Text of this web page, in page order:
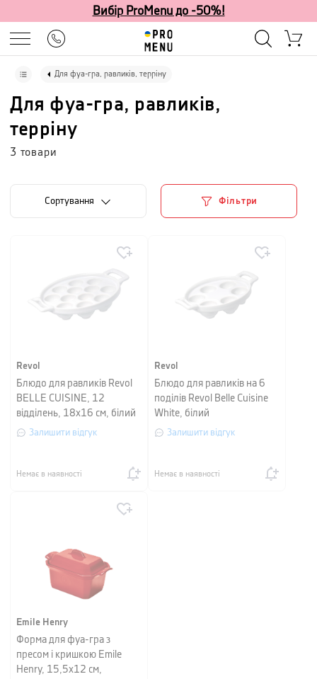
Вибір ProMenu до -50%!
Для фуа-гра, равликів, терріну
Для фуа-гра, равликів,
терріну
3 товари
Сортування Фільтри
Revol
Блюдо для равликів Revol
BELLE CUISINE, 12
відділень, 18х16 см, білий
Залишити відгук
Немає в наявності
Revol
Блюдо для равликів на 6
поділів Revol Belle Cuisine
White, білий
Залишити відгук
Немає в наявності
Emile Henry
Форма для фуа-гра з
пресом і кришкою Emile
Henry, 15,5х12 см,